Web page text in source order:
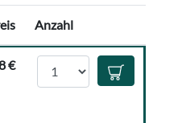
Anzahl
€ In den